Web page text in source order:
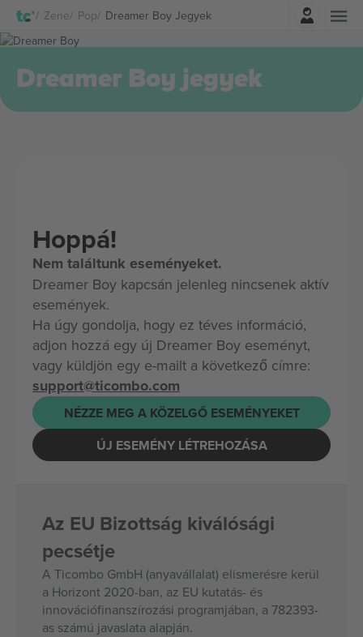
Zene Pop Dreamer Boy JegyekBelépés
Dreamer Boy jegyek
Hoppá!
Nem találtunk eseményeket.
Dreamer Boy kapcsán jelenleg nincsenek aktív
események.
Ha úgy gondolja, hogy ez téves információ,
adjon hozzá egy új Dreamer Boy eseményt,
vagy küldjön egy e-mailt a következő címre:
support@ticombo.com
NÉZZE MEG A KÖZELGŐ ESEMÉNYEKET
ÚJ ESEMÉNY LÉTREHOZÁSA
Az EU Bizottság kiválósági
pecsétje
A Ticombo GmbH (anyavállalat) elismerésre kerül
a Horizont 2020-ban, az EU kutatás- és
innovációfinanszírozási programjában, a 782393-
as számú javaslata alapján.